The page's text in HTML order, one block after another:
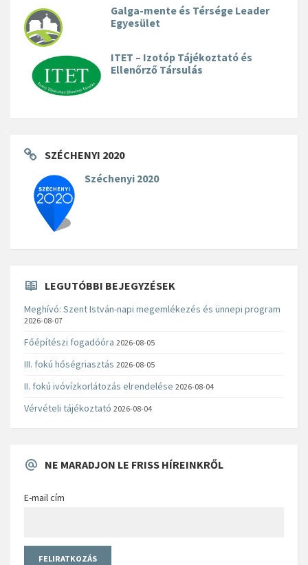
Galga-mente és Térsége Leader
Egyesület
ITET – Izotóp Tájékoztató és
Ellenőrző Társulás
SZÉCHENYI 2020
Széchenyi 2020
LEGUTÓBBI BEJEGYZÉSEK
Meghívó: Szent István-napi megemlékezés és ünnepi program
2026-08-07
Főépítészi fogadóóra 2026-08-05
III. fokú hőségriasztás 2026-08-05
II. fokú ivóvízkorlátozás elrendelése 2026-08-04
Vérvételi tájékoztató 2026-08-04
NE MARADJON LE FRISS HÍREINKRŐL
E-mail cím